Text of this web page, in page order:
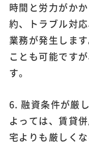
時間と労力がか
約、トラブル対
業務が発生しま
ことも可能です
す。
6. 融資条件が厳
よっては、賃貸
宅よりも厳しく